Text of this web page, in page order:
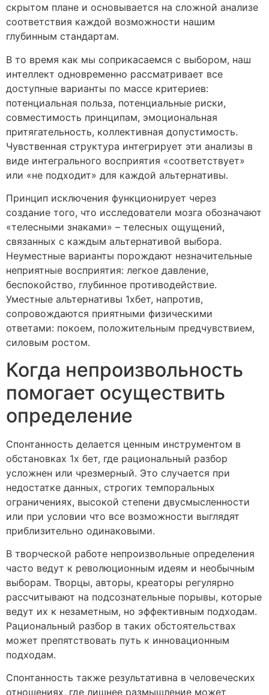
скрытом плане и основывается на сложной анализе
соответствия каждой возможности нашим
глубинным стандартам.
В то время как мы соприкасаемся с выбором, наш
интеллект одновременно рассматривает все
доступные варианты по массе критериев:
потенциальная польза, потенциальные риски,
совместимость принципам, эмоциональная
притягательность, коллективная допустимость.
Чувственная структура интегрирует эти анализы в
виде интегрального восприятия «соответствует»
или «не подходит» для каждой альтернативы.
Принцип исключения функционирует через
создание того, что исследователи мозга обозначают
«телесными знаками» – телесных ощущений,
связанных с каждым альтернативой выбора.
Неуместные варианты порождают незначительные
неприятные восприятия: легкое давление,
беспокойство, глубинное противодействие.
Уместные альтернативы 1хбет, напротив,
сопровождаются приятными физическими
ответами: покоем, положительным предчувствием,
силовым ростом.
Когда непроизвольность
помогает осуществить
определение
Спонтанность делается ценным инструментом в
обстановках 1х бет, где рациональный разбор
усложнен или чрезмерный. Это случается при
недостатке данных, строгих темпоральных
ограничениях, высокой степени двусмысленности
или при условии что все возможности выглядят
приблизительно одинаковыми.
В творческой работе непроизвольные определения
часто ведут к революционным идеям и необычным
выборам. Творцы, авторы, креаторы регулярно
рассчитывают на подсознательные порывы, которые
ведут их к незаметным, но эффективным подходам.
Рациональный разбор в таких обстоятельствах
может препятствовать путь к инновационным
подходам.
Спонтанность также результативна в человеческих
отношениях, где лишнее размышление может